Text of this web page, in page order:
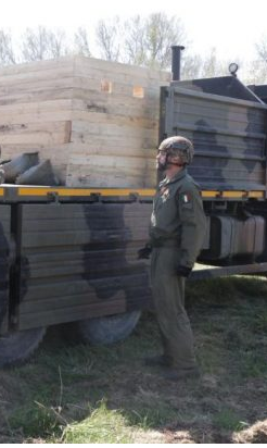
Mantova